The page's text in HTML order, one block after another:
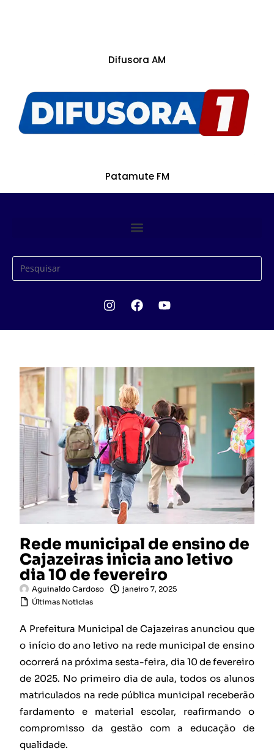
Difusora AM
Patamute FM
Rede municipal de ensino de
Cajazeiras inicia ano letivo
dia 10 de fevereiro
Aguinaldo Cardoso
janeiro 7, 2025
Últimas Noticias
A Prefeitura Municipal de Cajazeiras anunciou que
o início do ano letivo na rede municipal de ensino
ocorrerá na próxima sesta-feira, dia 10 de fevereiro
de 2025. No primeiro dia de aula, todos os alunos
matriculados na rede pública municipal receberão
fardamento e material escolar, reafirmando o
compromisso da gestão com a educação de
qualidade.